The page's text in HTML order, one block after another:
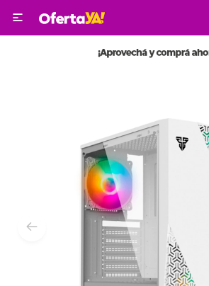

Tecnología
Tv, Audio y Video
Tecnología
Gaming